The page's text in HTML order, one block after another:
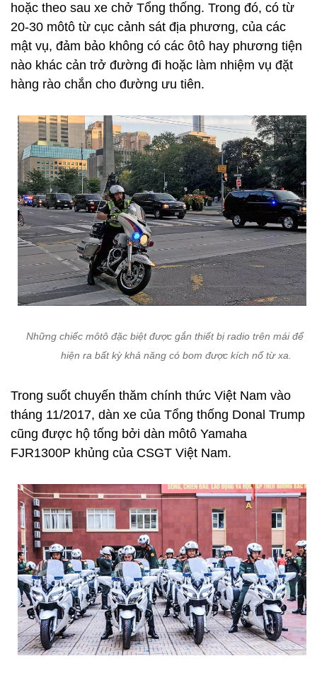
hoặc theo sau xe chở Tổng thống. Trong đó, có từ
20-30 môtô từ cục cảnh sát địa phương, của các
mật vụ, đảm bảo không có các ôtô hay phương tiện
nào khác cản trở đường đi hoặc làm nhiệm vụ đặt
hàng rào chắn cho đường ưu tiên.
Những chiếc môtô đặc biệt được gắn thiết bị radio trên mái để
hiện ra bất kỳ khả năng có bom được kích nổ từ xa.
Trong suốt chuyến thăm chính thức Việt Nam vào
tháng 11/2017, dàn xe của Tổng thống Donal Trump
cũng được hộ tống bởi dàn môtô Yamaha
FJR1300P khủng của CSGT Việt Nam.